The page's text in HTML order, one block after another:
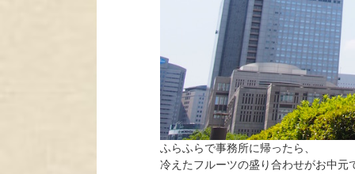
ふらふらで事務所に帰ったら、
冷えたフルーツの盛り合わせがお中元